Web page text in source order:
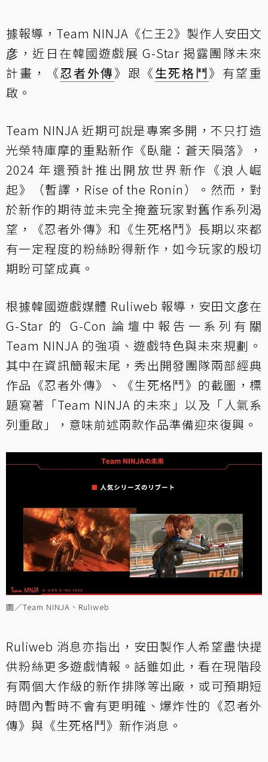
據報導，Team NINJA《仁王2》製作人安田文
彦，近日在韓國遊戲展 G-Star 揭露團隊未來
計畫，《忍者外傳》跟《生死格鬥》有望重
啟。
Team NINJA 近期可說是專案多開，不只打造
光榮特庫摩的重點新作《臥龍：蒼天隕落》，
2024 年還預計推出開放世界新作《浪人崛
起》（暫譯，Rise of the Ronin）。然而，對
於新作的期待並未完全掩蓋玩家對舊作系列渴
望，《忍者外傳》和《生死格鬥》長期以來都
有一定程度的粉絲盼得新作，如今玩家的殷切
期盼可望成真。
根據韓國遊戲媒體 Ruliweb 報導，安田文彦在
G-Star 的 G-Con 論壇中報告一系列有關
Team NINJA 的強項、遊戲特色與未來規劃。
其中在資訊簡報末尾，秀出開發團隊兩部經典
作品《忍者外傳》、《生死格鬥》的截圖，標
題寫著「Team NINJA 的未來」以及「人氣系
列重啟」，意味前述兩款作品準備迎來復興。
圖／Team NINJA、Ruliweb
Ruliweb 消息亦指出，安田製作人希望盡快提
供粉絲更多遊戲情報。話雖如此，看在現階段
有兩個大作級的新作排隊等出廠，或可預期短
時間內暫時不會有更明確、爆炸性的《忍者外
傳》與《生死格鬥》新作消息。